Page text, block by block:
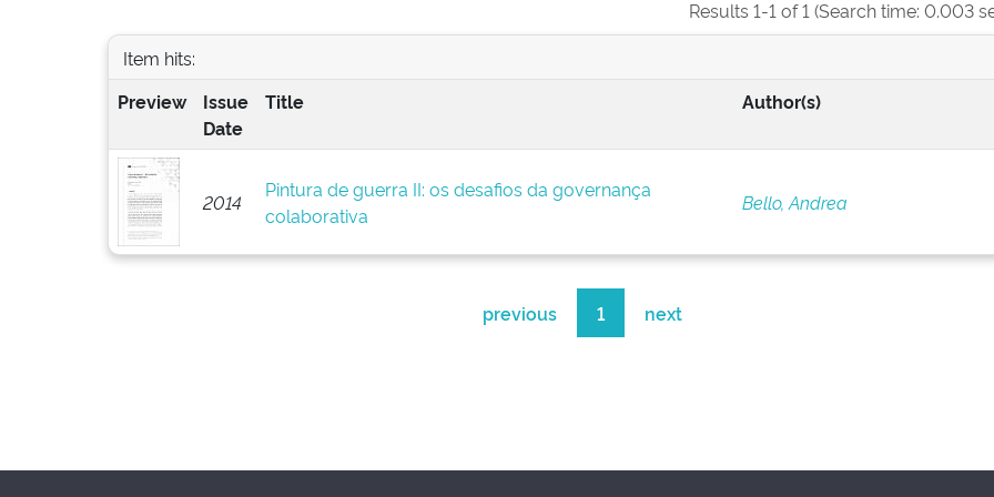
Results 1-1 of 1 (Search time: 0.003
Item hits:
Preview
Issue
Date
Title Author(s)
2014
Pintura de guerra II: os desafios da governança
colaborativa
Bello, Andrea
previous 1 next